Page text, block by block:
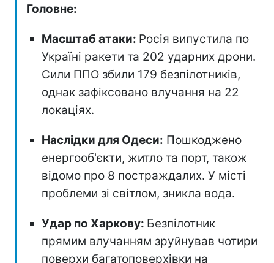
Головне:
Масштаб атаки: Росія випустила по
Україні ракети та 202 ударних дрони.
Сили ППО збили 179 безпілотників,
однак зафіксовано влучання на 22
локаціях.
Наслідки для Одеси: Пошкоджено
енергооб'єкти, житло та порт, також
відомо про 8 постраждалих. У місті
проблеми зі світлом, зникла вода.
Удар по Харкову: Безпілотник
прямим влучанням зруйнував чотири
поверхи багатоповерхівки на